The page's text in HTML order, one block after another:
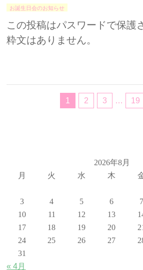
お誕生日会のお知らせ
この投稿はパスワードで保護
粋文はありません。
1 2 3 … 19
2026年8月
月
火 水 木
3
4 5 6 7
10
11 12 13
17
18 19 20
24
25 26 27
31
« 4月